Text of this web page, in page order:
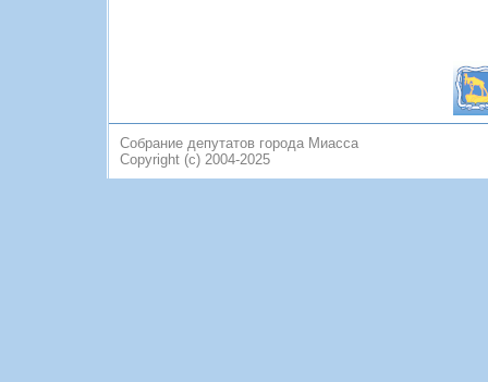
Собрание депутатов города Миасса
Copyright (c) 2004-2025